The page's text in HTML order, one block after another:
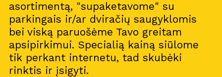
asortimentą, "supaketavome" su
parkingais ir/ar dviračių saugyklomis
bei viską paruošėme Tavo greitam
apsipirkimui. Specialią kainą siūlome
tik perkant internetu, tad skubėki
rinktis ir įsigyti.